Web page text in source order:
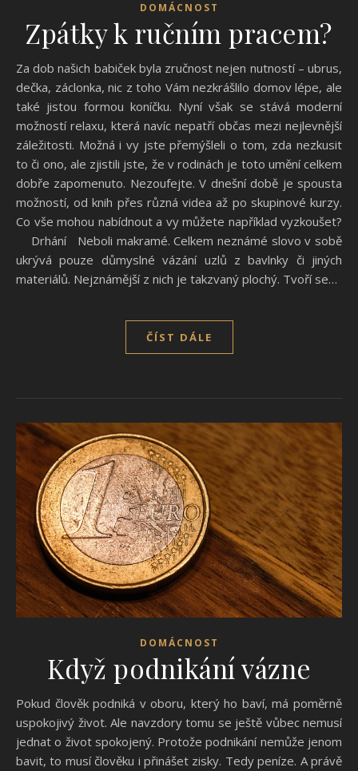
DOMÁCNOST
Zpátky k ručním pracem?
Za dob našich babiček byla zručnost nejen nutností – ubrus,
dečka, záclonka, nic z toho Vám nezkrášlilo domov lépe, ale
také jistou formou koníčku. Nyní však se stává moderní
možností relaxu, která navíc nepatří občas mezi nejlevnější
záležitosti. Možná i vy jste přemýšleli o tom, zda nezkusit
to či ono, ale zjistili jste, že v rodinách je toto umění celkem
dobře zapomenuto. Nezoufejte. V dnešní době je spousta
možností, od knih přes různá videa až po skupinové kurzy.
Co vše mohou nabídnout a vy můžete například vyzkoušet?
Drhání Neboli makramé. Celkem neznámé slovo v sobě
ukrývá pouze důmyslné vázání uzlů z bavlnky či jiných
materiálů. Nejznámější z nich je takzvaný plochý. Tvoří se…
ČÍST DÁLE
DOMÁCNOST
Když podnikání vázne
Pokud člověk podniká v oboru, který ho baví, má poměrně
uspokojivý život. Ale navzdory tomu se ještě vůbec nemusí
jednat o život spokojený. Protože podnikání nemůže jenom
bavit, to musí člověku i přinášet zisky. Tedy peníze. A právě